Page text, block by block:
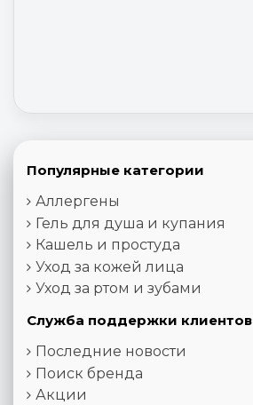
Популярные категории
Аллергены
Гель для душа и купания
Кашель и простуда
Уход за кожей лица
Уход за ртом и зубами
Служба поддержки клиентов
Последние новости
Поиск бренда
Акции